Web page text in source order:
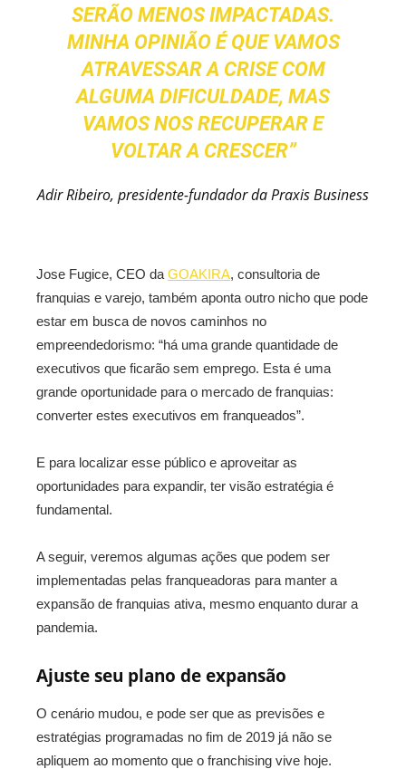
SERÃO MENOS IMPACTADAS.
MINHA OPINIÃO É QUE VAMOS
ATRAVESSAR A CRISE COM
ALGUMA DIFICULDADE, MAS
VAMOS NOS RECUPERAR E
VOLTAR A CRESCER”
Adir Ribeiro, presidente-fundador da Praxis Business
Jose Fugice, CEO da GOAKIRA, consultoria de
franquias e varejo, também aponta outro nicho que pode
estar em busca de novos caminhos no
empreendedorismo: “há uma grande quantidade de
executivos que ficarão sem emprego. Esta é uma
grande oportunidade para o mercado de franquias:
converter estes executivos em franqueados”.
E para localizar esse público e aproveitar as
oportunidades para expandir, ter visão estratégia é
fundamental.
A seguir, veremos algumas ações que podem ser
implementadas pelas franqueadoras para manter a
expansão de franquias ativa, mesmo enquanto durar a
pandemia.
Ajuste seu plano de expansão
O cenário mudou, e pode ser que as previsões e
estratégias programadas no fim de 2019 já não se
apliquem ao momento que o franchising vive hoje.